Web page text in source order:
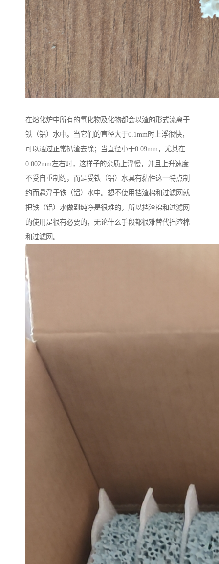
在熔化炉中所有的氧化物及化物都会以渣的形式流离于
铁（铝）水中。当它们的直径大于0.1mm时上浮很快，
可以通过正常扒渣去除；当直径小于0.09mm，尤其在
0.002mm左右时，这样子的杂质上浮慢，并且上升速度
不受自重制约，而是受铁（铝）水具有黏性这一特点制
约而悬浮于铁（铝）水中。想不使用挡渣棉和过滤网就
把铁（铝）水做到纯净是很难的，所以挡渣棉和过滤网
的使用是很有必要的，无论什么手段都很难替代挡渣棉
和过滤网。